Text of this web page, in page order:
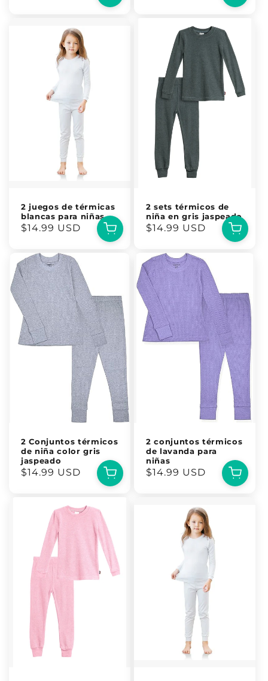
2 juegos de térmicas
blancas para niñas
Precio
$14.99 USD
2 sets térmicos de
niña en gris jaspeado
Precio
$14.99 USD
2 Conjuntos térmicos
de niña color gris
jaspeado
Precio
$14.99 USD
2 conjuntos térmicos
de lavanda para
niñas
Precio
$14.99 USD